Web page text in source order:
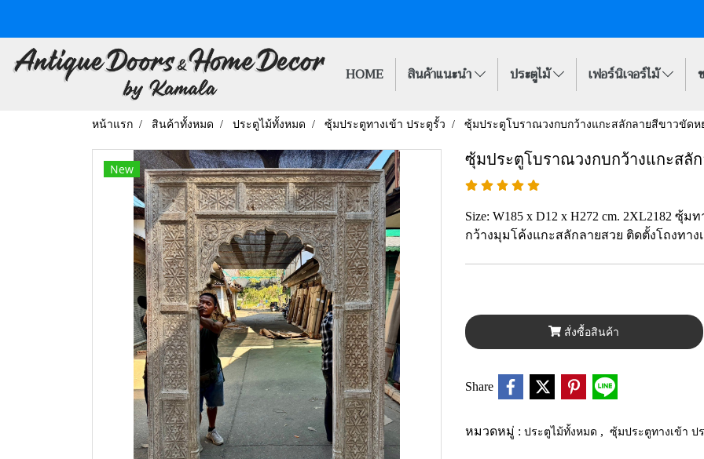
HOME สินค้าแนะนำ ประตูไม้ เฟอร์นิเจอร์ไม้
หน้าแรก สินค้าทั้งหมด ประตูไม้ทั้งหมด ซุ้มประตูทางเข้า ประตูรั้ว ซุ้มประตูโบราณวงกบกว้างแกะสลักลายสีขาวขัดห
New
ซุ้มประตูโบราณวงกบกว้างแกะสลั
Size: W185 x D12 x H272 cm. 2XL2182
กว้างมุมโค้งแกะสลักลายสวย ติดตั้งโถงทาง
สั่งซื้อสินค้า
Share
หมวดหมู่ : ประตูไม้ทั้งหมด , ซุ้มประตูทางเข้า ป